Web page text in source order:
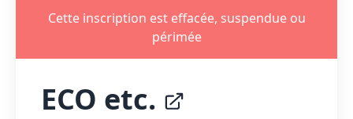
Cette inscription est effacée, suspendue ou
périmée
ECO etc.